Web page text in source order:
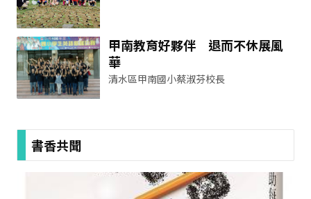
甲南教育好夥伴 退而不休展風
華
清水區甲南國小蔡淑芬校長
書香共聞